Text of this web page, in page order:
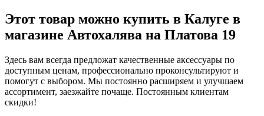
Этот товар можно купить в Калуге в
магазине Автохалява на Платова 19
Здесь вам всегда предложат качественные аксессуары по
доступным ценам, профессионально проконсультируют и
помогут с выбором. Мы постоянно расширяем и улучшаем
ассортимент, заезжайте почаще. Постоянным клиентам
скидки!